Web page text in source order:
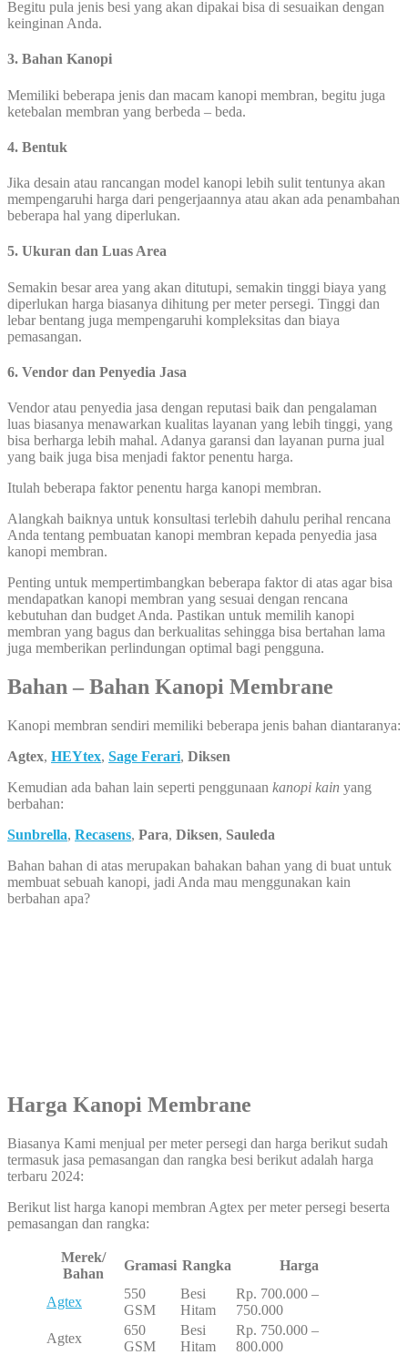
Begitu pula jenis besi yang akan dipakai bisa di sesuaikan dengan
keinginan Anda.
3. Bahan Kanopi
Memiliki beberapa jenis dan macam kanopi membran, begitu juga
ketebalan membran yang berbeda – beda.
4. Bentuk
Jika desain atau rancangan model kanopi lebih sulit tentunya akan
mempengaruhi harga dari pengerjaannya atau akan ada penambahan
beberapa hal yang diperlukan.
5. Ukuran dan Luas Area
Semakin besar area yang akan ditutupi, semakin tinggi biaya yang
diperlukan harga biasanya dihitung per meter persegi. Tinggi dan
lebar bentang juga mempengaruhi kompleksitas dan biaya
pemasangan.
6. Vendor dan Penyedia Jasa
Vendor atau penyedia jasa dengan reputasi baik dan pengalaman
luas biasanya menawarkan kualitas layanan yang lebih tinggi, yang
bisa berharga lebih mahal. Adanya garansi dan layanan purna jual
yang baik juga bisa menjadi faktor penentu harga.
Itulah beberapa faktor penentu harga kanopi membran.
Alangkah baiknya untuk konsultasi terlebih dahulu perihal rencana
Anda tentang pembuatan kanopi membran kepada penyedia jasa
kanopi membran.
Penting untuk mempertimbangkan beberapa faktor di atas agar bisa
mendapatkan kanopi membran yang sesuai dengan rencana
kebutuhan dan budget Anda. Pastikan untuk memilih kanopi
membran yang bagus dan berkualitas sehingga bisa bertahan lama
juga memberikan perlindungan optimal bagi pengguna.
Bahan – Bahan Kanopi Membrane
Kanopi membran sendiri memiliki beberapa jenis bahan diantaranya:
Agtex, HEYtex, Sage Ferari, Diksen
Kemudian ada bahan lain seperti penggunaan kanopi kain yang
berbahan:
Sunbrella, Recasens, Para, Diksen, Sauleda
Bahan bahan di atas merupakan bahakan bahan yang di buat untuk
membuat sebuah kanopi, jadi Anda mau menggunakan kain
berbahan apa?
Harga Kanopi Membrane
Biasanya Kami menjual per meter persegi dan harga berikut sudah
termasuk jasa pemasangan dan rangka besi berikut adalah harga
terbaru 2024:
Berikut list harga kanopi membran Agtex per meter persegi beserta
pemasangan dan rangka:
Merek/
Bahan
Gramasi Rangka Harga
Agtex
550
GSM
Besi
Hitam
Rp. 700.000 –
750.000
Agtex
650
GSM
Besi
Hitam
Rp. 750.000 –
800.000